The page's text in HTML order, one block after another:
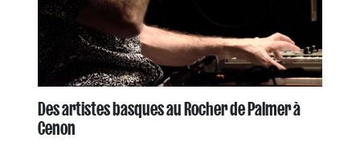
Des artistes basques au Rocher de Palmer à
Cenon